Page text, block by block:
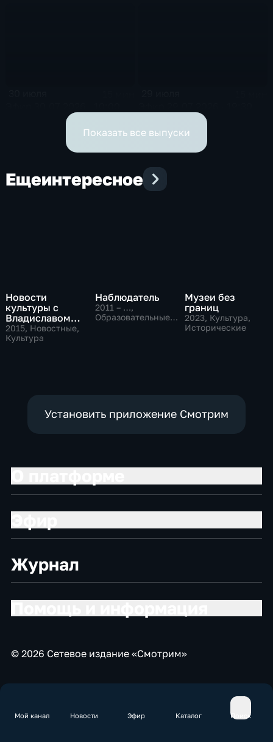
Мой канал Новости Эфир Каталог Поиск
Показать все выпуски
Ещеинтересное
Новости
культуры с
Владиславом
Флярковским
2015, Новостные,
Культура
Наблюдатель
2011 – …,
Образовательные,
Музеи без
границ
2023, Культура,
Исторические
Установить приложение Смотрим
Журнал
© 2026 Сетевое издание «Смотрим»